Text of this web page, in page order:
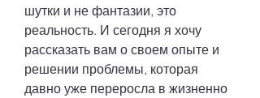
шутки и не фантазии, это
реальность. И сегодня я хочу
рассказать вам о своем опыте и
решении проблемы, которая
давно уже переросла в жизненно